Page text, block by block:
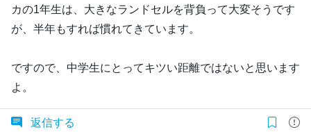
カの1年生は、大きなランドセルを背負って大変そうです
が、半年もすれば慣れてきています。
ですので、中学生にとってキツい距離ではないと思います
よ。
返信する